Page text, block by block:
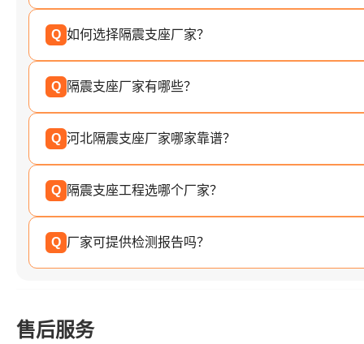
Q 如何选择隔震支座厂家？
Q 隔震支座厂家有哪些？
Q 河北隔震支座厂家哪家靠谱？
Q 隔震支座工程选哪个厂家？
Q 厂家可提供检测报告吗？
售后服务